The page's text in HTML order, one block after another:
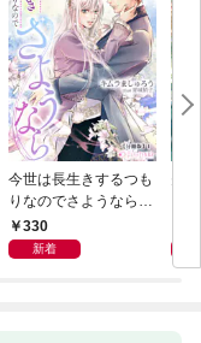
今世は長生きするつも
りなのでさようなら
【分冊版】1
330
新着